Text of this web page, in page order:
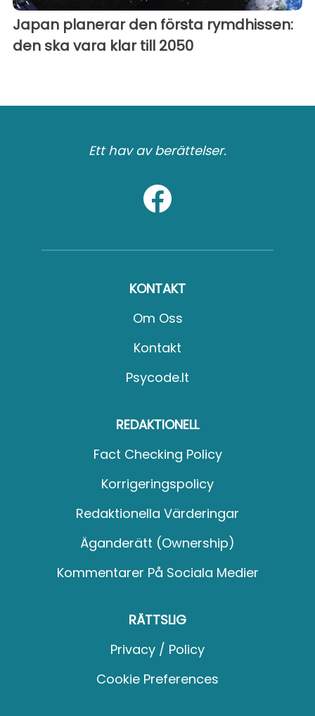
Japan planerar den första rymdhissen:
den ska vara klar till 2050
Ett hav av berättelser.
KONTAKT
Om Oss
Kontakt
Psycode.it
REDAKTIONELL
Fact Checking Policy
Korrigeringspolicy
Redaktionella Värderingar
Äganderätt (Ownership)
Kommentarer På Sociala Medier
RÄTTSLIG
Privacy / Policy
Cookie Preferences